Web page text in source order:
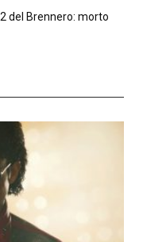
del Brennero: morto